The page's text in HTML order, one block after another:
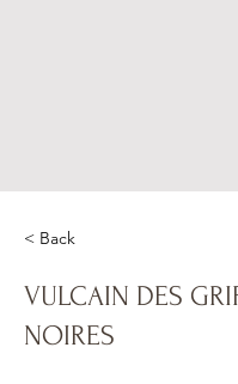
< Back
VULCAIN DES
NOIRES